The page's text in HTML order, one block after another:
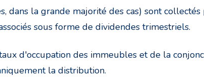
dans la grande majorité des cas) sont collectés
sous forme de dividendes trimestriels.
d'occupation des immeubles et de la
la distribution.